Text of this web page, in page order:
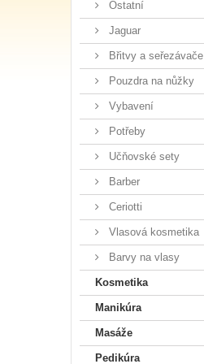
Ostatní
Jaguar
Břitvy a seřezávače
Pouzdra na nůžky
Vybavení
Potřeby
Učňovské sety
Barber
Ceriotti
Vlasová kosmetika
Barvy na vlasy
Kosmetika
Manikúra
Masáže
Pedikúra